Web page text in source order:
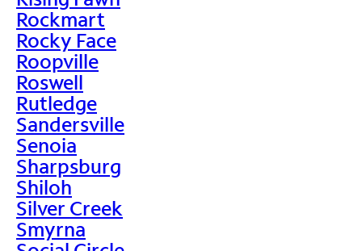
Rockmart
Rocky Face
Roopville
Roswell
Rutledge
Sandersville
Senoia
Sharpsburg
Shiloh
Silver Creek
Smyrna